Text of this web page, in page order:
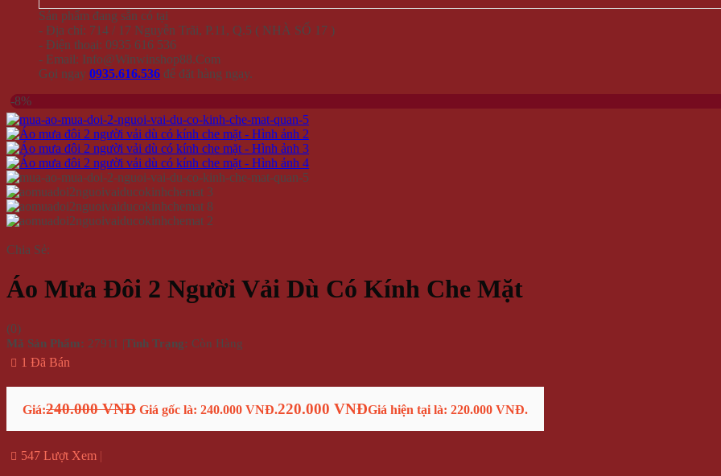
Sản phẩm đang sẵn có tại
- Địa chỉ: 714 / 17 Nguyễn Trãi, P.11, Q.5 ( NHÀ SỐ 17 )
- Điện thoại: 0935 616 536
- Email: Info@Winwinshop88.Com
Gọi ngay 0935.616.536 để đặt hàng ngay.
-8%
Chia Sẻ:
Áo Mưa Đôi 2 Người Vải Dù Có Kính Che Mặt
(0)
Mã Sản Phẩm: 27911 |Tình Trạng: Còn Hàng
1 Đã Bán
Giá:240.000 VNĐ Giá gốc là: 240.000 VNĐ.220.000 VNĐGiá hiện tại là: 220.000 VNĐ.
547 Lượt Xem